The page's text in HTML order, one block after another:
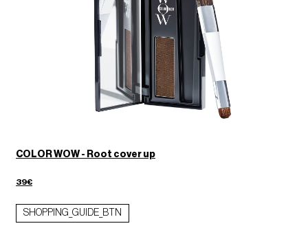
COLOR WOW - Root cover up
39€
SHOPPING_GUIDE_BTN